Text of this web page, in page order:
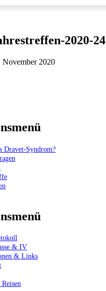
2020-24
November 2020
Dravet-Syndrom?
& IV
& Links